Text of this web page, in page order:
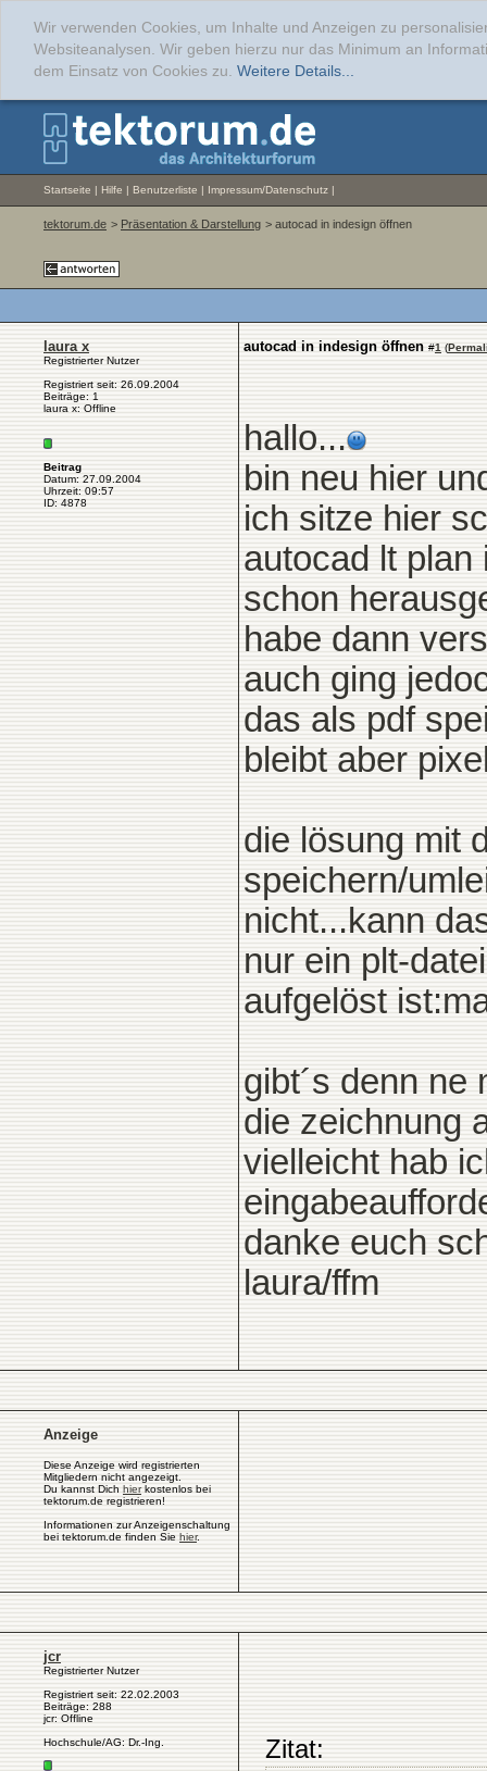
Wir verwenden Cookies, um Inhalte und Anzeigen zu
Websiteanalysen. Wir geben hierzu nur das Minimum an
dem Einsatz von Cookies zu. Weitere Details...
Startseite | Hilfe | Benutzerliste | Impressum/Datenschutz |
tektorum.de > Präsentation & Darstellung > autocad in indesign öffnen
laura x
Registrierter Nutzer
Registriert seit: 26.09.2004
Beiträge: 1
laura x: Offline
Beitrag
Datum: 27.09.2004
Uhrzeit: 09:57
ID: 4878
autocad in indesign öffnen #1 (
hallo...
bin neu hier
ich sitze hier
autocad lt plan
schon
habe dann
auch ging
das als pdf
bleibt aber
die lösung mit
speichern/
nicht...kann
nur ein plt-
aufgelöst
gibt´s denn
die zeichnung
vielleicht hab
danke euch
laura/ffm
Anzeige
Diese Anzeige wird registrierten
Mitgliedern nicht angezeigt.
Du kannst Dich hierkostenlos bei
tektorum.de registrieren!
Informationen zur Anzeigenschaltung
bei tektorum.de finden Sie hier.
jcr
Registrierter Nutzer
Registriert seit: 22.02.2003
Beiträge: 288
jcr: Offline
Hochschule/AG: Dr.-Ing.
Zitat: